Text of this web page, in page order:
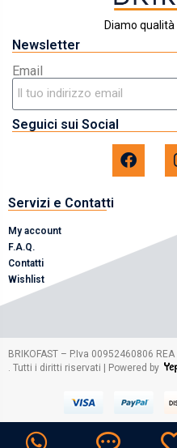
Diamo qualità
Newsletter
Email
Seguici sui Social
Servizi e Contatti
My account
F.A.Q.
Contatti
Wishlist
BRIKOFAST – P.Iva 00952460806
. Tutti i diritti riservati | Powered by